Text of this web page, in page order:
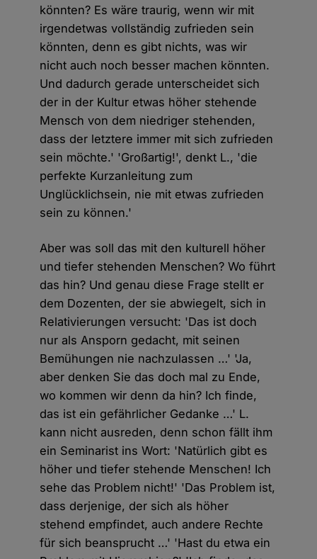
könnten? Es wäre traurig, wenn wir mit
irgendetwas vollständig zufrieden sein
könnten, denn es gibt nichts, was wir
nicht auch noch besser machen könnten.
Und dadurch gerade unterscheidet sich
der in der Kultur etwas höher stehende
Mensch von dem niedriger stehenden,
dass der letztere immer mit sich zufrieden
sein möchte.' 'Großartig!', denkt L., 'die
perfekte Kurzanleitung zum
Unglücklichsein, nie mit etwas zufrieden
sein zu können.'
Aber was soll das mit den kulturell höher
und tiefer stehenden Menschen? Wo führt
das hin? Und genau diese Frage stellt er
dem Dozenten, der sie abwiegelt, sich in
Relativierungen versucht: 'Das ist doch
nur als Ansporn gedacht, mit seinen
Bemühungen nie nachzulassen …' 'Ja,
aber denken Sie das doch mal zu Ende,
wo kommen wir denn da hin? Ich finde,
das ist ein gefährlicher Gedanke …' L.
kann nicht ausreden, denn schon fällt ihm
ein Seminarist ins Wort: 'Natürlich gibt es
höher und tiefer stehende Menschen! Ich
sehe das Problem nicht!' 'Das Problem ist,
dass derjenige, der sich als höher
stehend empfindet, auch andere Rechte
für sich beansprucht …' 'Hast du etwa ein